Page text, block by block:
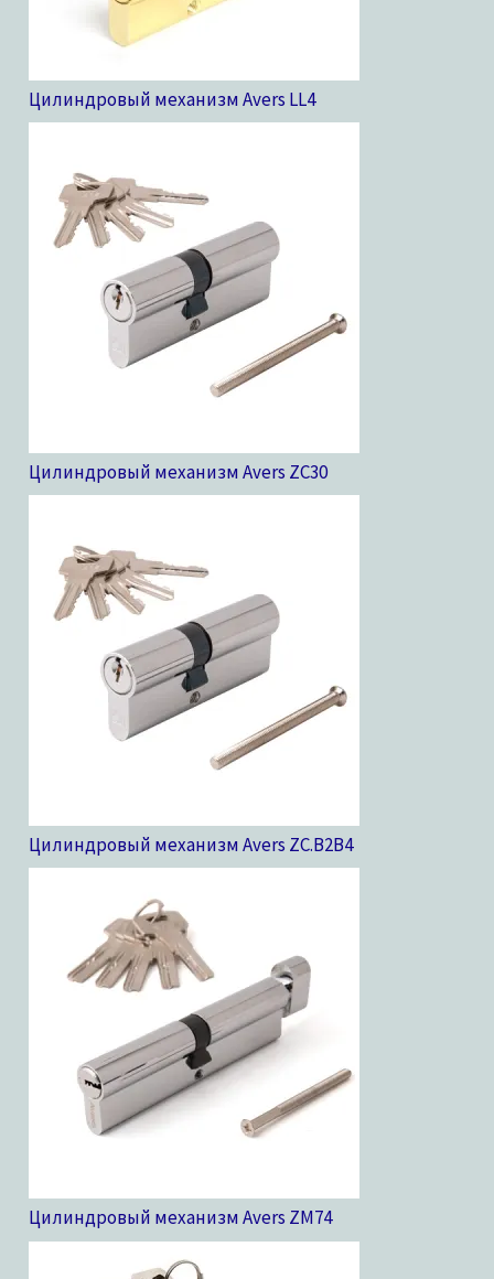
Цилиндровый механизм Avers LL4
Цилиндровый механизм Avers ZC30
Цилиндровый механизм Avers ZC.B2B4
Цилиндровый механизм Avers ZM74